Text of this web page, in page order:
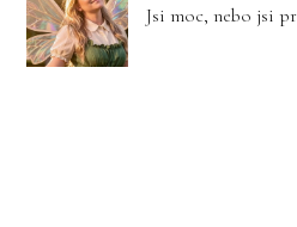
Jsi moc, nebo jsi